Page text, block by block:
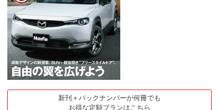
新刊＋バックナンバーが何冊でも
お得な定額プランはこちら